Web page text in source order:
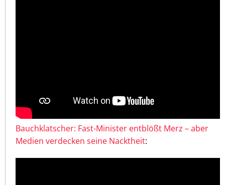
Bauchklatscher: Fast-Minister entblößt Merz – aber
Medien verdecken seine Nacktheit: